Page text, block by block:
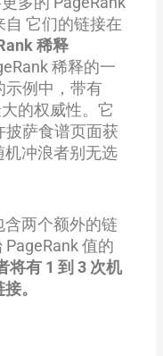
它们的链接在
稀释
稀释的一
示例中，带有
的权威性。它
披萨食谱页面获
机冲浪者别无选
两个额外的链
值的
将有 1 到 3 次机
。